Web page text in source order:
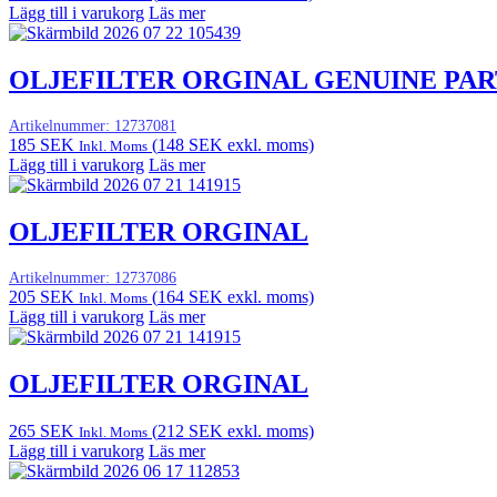
Lägg till i varukorg Läs mer
OLJEFILTER ORGINAL GENUINE
Artikelnummer: 12737081
185 SEK Inkl. Moms (148 SEK exkl. moms)
Lägg till i varukorg Läs mer
OLJEFILTER ORGINAL
Artikelnummer: 12737086
205 SEK Inkl. Moms (164 SEK exkl. moms)
Lägg till i varukorg Läs mer
OLJEFILTER ORGINAL
265 SEK Inkl. Moms (212 SEK exkl. moms)
Lägg till i varukorg Läs mer